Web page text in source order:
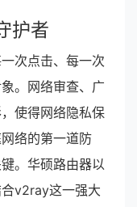
护者
次点击、每一次
。网络审查、广
使得网络隐私保
络的第一道防
。华硕路由器以
v2ray这一强大